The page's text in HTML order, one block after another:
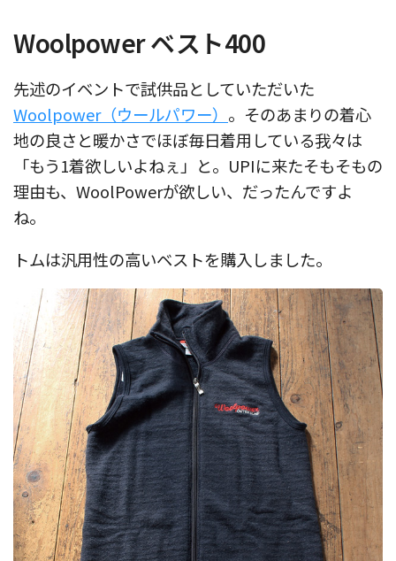
Woolpower ベスト400
先述のイベントで試供品としていただいた
Woolpower（ウールパワー） 。そのあまりの着心
地の良さと暖かさでほぼ毎日着用している我々は
「もう1着欲しいよねぇ」と。UPIに来たそもそもの
理由も、WoolPowerが欲しい、だったんですよ
ね。
トムは汎用性の高いベストを購入しました。